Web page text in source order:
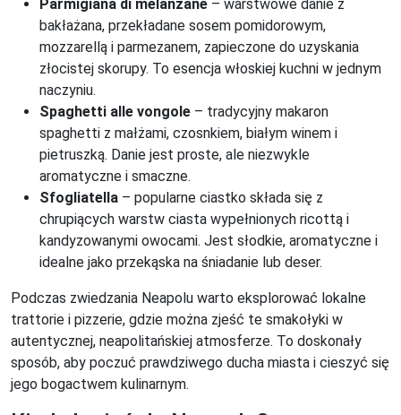
Parmigiana di melanzane – warstwowe danie z
bakłażana, przekładane sosem pomidorowym,
mozzarellą i parmezanem, zapieczone do uzyskania
złocistej skorupy. To esencja włoskiej kuchni w jednym
naczyniu.
Spaghetti alle vongole – tradycyjny makaron
spaghetti z małżami, czosnkiem, białym winem i
pietruszką. Danie jest proste, ale niezwykle
aromatyczne i smaczne.
Sfogliatella – popularne ciastko składa się z
chrupiących warstw ciasta wypełnionych ricottą i
kandyzowanymi owocami. Jest słodkie, aromatyczne i
idealne jako przekąska na śniadanie lub deser.
Podczas zwiedzania Neapolu warto eksplorować lokalne
trattorie i pizzerie, gdzie można zjeść te smakołyki w
autentycznej, neapolitańskiej atmosferze. To doskonały
sposób, aby poczuć prawdziwego ducha miasta i cieszyć się
jego bogactwem kulinarnym.